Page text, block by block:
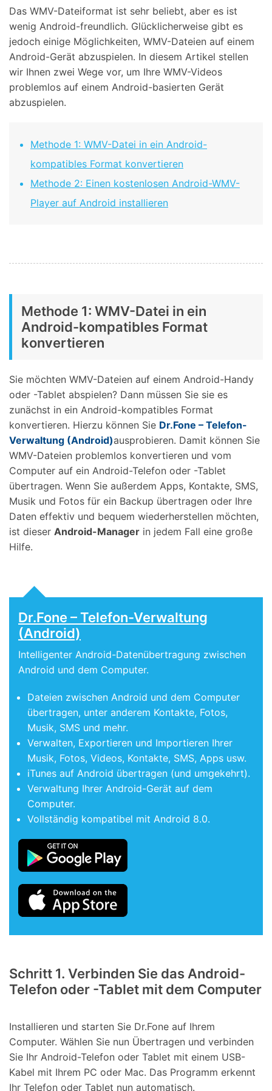
Suchen
Das WMV-Dateiformat ist sehr beliebt, aber es ist
wenig Android-freundlich. Glücklicherweise gibt es
jedoch einige Möglichkeiten, WMV-Dateien auf einem
Android-Gerät abzuspielen. In diesem Artikel stellen
wir Ihnen zwei Wege vor, um Ihre WMV-Videos
problemlos auf einem Android-basierten Gerät
abzuspielen.
Methode 1: WMV-Datei in ein Android-
kompatibles Format konvertieren
Methode 2: Einen kostenlosen Android-WMV-
Player auf Android installieren
Methode 1: WMV-Datei in ein
Android-kompatibles Format
konvertieren
Sie möchten WMV-Dateien auf einem Android-Handy
oder -Tablet abspielen? Dann müssen Sie sie es
zunächst in ein Android-kompatibles Format
konvertieren. Hierzu können Sie Dr.Fone – Telefon-
Verwaltung (Android)ausprobieren. Damit können Sie
WMV-Dateien problemlos konvertieren und vom
Computer auf ein Android-Telefon oder -Tablet
übertragen. Wenn Sie außerdem Apps, Kontakte, SMS,
Musik und Fotos für ein Backup übertragen oder Ihre
Daten effektiv und bequem wiederherstellen möchten,
ist dieser Android-Manager in jedem Fall eine große
Hilfe.
Dr.Fone – Telefon-Verwaltung
(Android)
Intelligenter Android-Datenübertragung zwischen
Android und dem Computer.
Dateien zwischen Android und dem Computer
übertragen, unter anderem Kontakte, Fotos,
Musik, SMS und mehr.
Verwalten, Exportieren und Importieren Ihrer
Musik, Fotos, Videos, Kontakte, SMS, Apps usw.
iTunes auf Android übertragen (und umgekehrt).
Verwaltung Ihrer Android-Gerät auf dem
Computer.
Vollständig kompatibel mit Android 8.0.
Schritt 1. Verbinden Sie das Android-
Telefon oder -Tablet mit dem Computer
Installieren und starten Sie Dr.Fone auf Ihrem
Computer. Wählen Sie nun Übertragen und verbinden
Sie Ihr Android-Telefon oder Tablet mit einem USB-
Kabel mit Ihrem PC oder Mac. Das Programm erkennt
Ihr Telefon oder Tablet nun automatisch.